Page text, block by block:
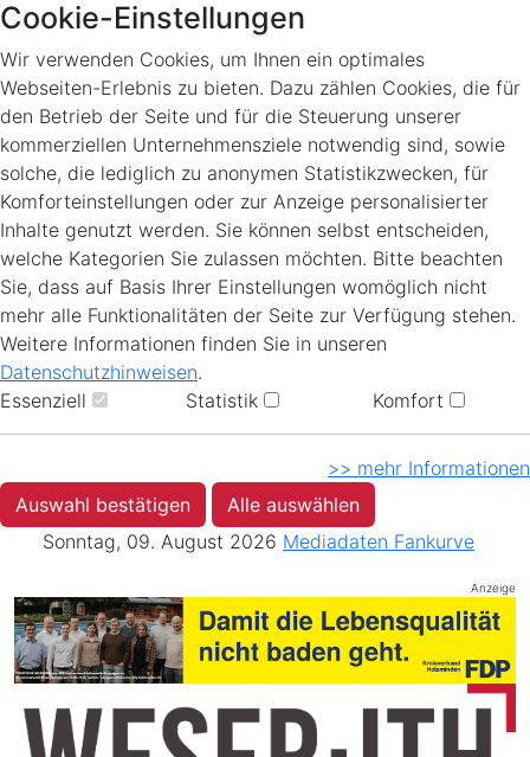
Cookie-Einstellungen
Wir verwenden Cookies, um Ihnen ein optimales
Webseiten-Erlebnis zu bieten. Dazu zählen Cookies, die für
den Betrieb der Seite und für die Steuerung unserer
kommerziellen Unternehmensziele notwendig sind, sowie
solche, die lediglich zu anonymen Statistikzwecken, für
Komforteinstellungen oder zur Anzeige personalisierter
Inhalte genutzt werden. Sie können selbst entscheiden,
welche Kategorien Sie zulassen möchten. Bitte beachten
Sie, dass auf Basis Ihrer Einstellungen womöglich nicht
mehr alle Funktionalitäten der Seite zur Verfügung stehen.
Weitere Informationen finden Sie in unseren
Datenschutzhinweisen.
Essenziell
Statistik Komfort
>> mehr Informationen
Auswahl bestätigen
Alle auswählen
Sonntag, 09. August 2026 Mediadaten Fankurve
Anzeige